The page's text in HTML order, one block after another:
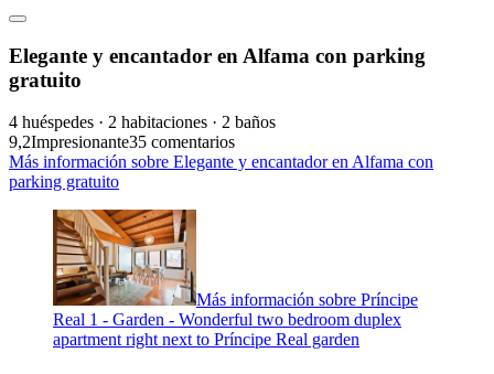
Elegante y encantador en Alfama con parking
gratuito
4 huéspedes · 2 habitaciones · 2 baños
9,2Impresionante35 comentarios
Más información sobre Elegante y encantador en Alfama con
parking gratuito
Más información sobre Príncipe
Real 1 - Garden - Wonderful two bedroom duplex
apartment right next to Príncipe Real garden